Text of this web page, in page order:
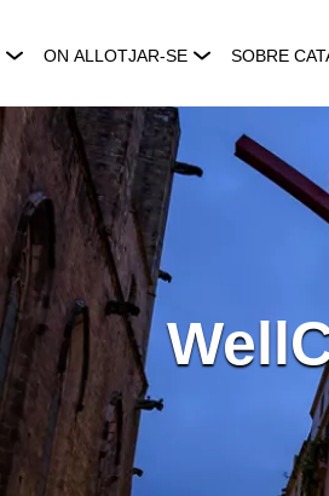
ON ALLOTJAR-SE SOBRE